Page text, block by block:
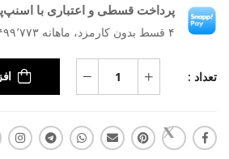
پرداخت قسطی و اعتباری با
۴ قسط بدون کارمزد، ماهانه ۱٬۴۹۹٬۷۷۳ تومان
تعداد :